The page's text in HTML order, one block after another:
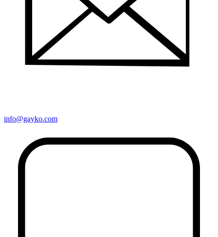
info@gayko.com